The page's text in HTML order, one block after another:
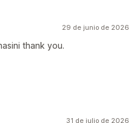
29 de junio de 2026
thank you.
31 de julio de 2026